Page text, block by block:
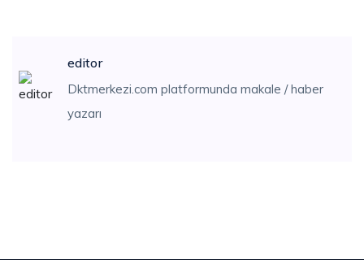
editor
Dktmerkezi.com platformunda makale / haber
yazarı